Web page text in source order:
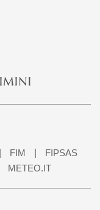
FIM
FIPSAS
METEO.IT